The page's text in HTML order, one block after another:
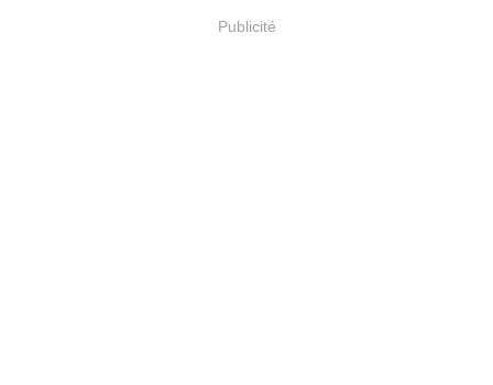
Publicité